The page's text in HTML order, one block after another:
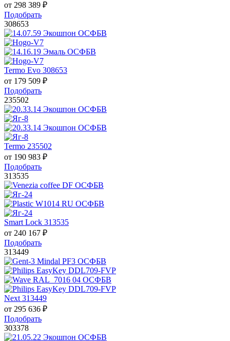
от 298 389 ₽
Подобрать
308653
Termo Evo 308653
от 179 509 ₽
Подобрать
235502
Termo 235502
от 190 983 ₽
Подобрать
313535
Smart Lock 313535
от 240 167 ₽
Подобрать
313449
Next 313449
от 295 636 ₽
Подобрать
303378